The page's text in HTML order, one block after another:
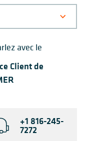
avec le
Client de
+1 816-245-
7272